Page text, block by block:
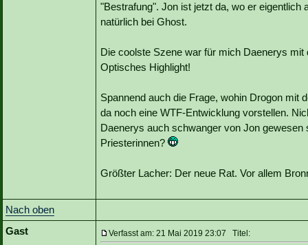
"Bestrafung". Jon ist jetzt da, wo er eigentlich
natürlich bei Ghost.
Die coolste Szene war für mich Daenerys
Optisches Highlight!
Spannend auch die Frage, wohin Drogon mit
da noch eine WTF-Entwicklung vorstellen.
Daenerys auch schwanger von Jon
Priesterinnen?
Größter Lacher: Der neue Rat. Vor allem
Nach oben
Gast
Verfasst am: 21 Mai 2019 23:07 Titel: